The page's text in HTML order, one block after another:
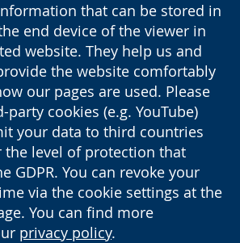
that can be stored in
end device of the viewer in
website. They help us and
the website comfortably
our pages are used. Please
cookies (e.g. YouTube)
your data to third countries
level of protection that
GDPR. You can revoke your
via the cookie settings at the
You can find more
privacy policy.